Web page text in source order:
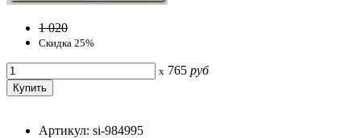
1 020
Скидка 25%
x 765 руб
Артикул: si-984995